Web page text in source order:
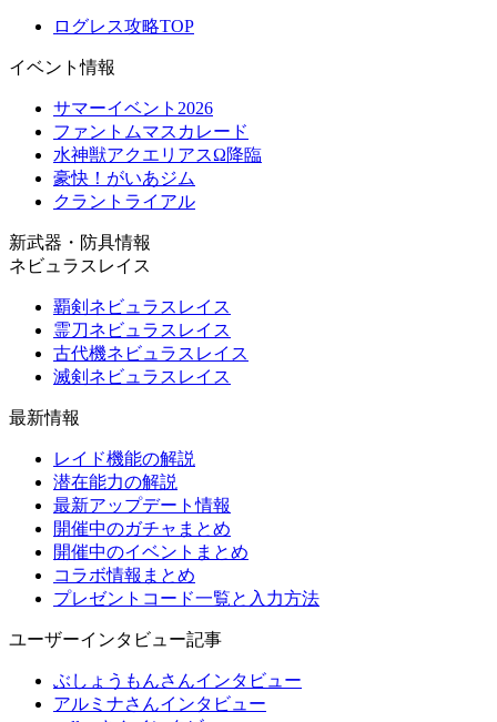
ログレス攻略TOP
イベント情報
サマーイベント2026
ファントムマスカレード
水神獣アクエリアスΩ降臨
豪快！がいあジム
クラントライアル
新武器・防具情報
ネビュラスレイス
覇剣ネビュラスレイス
霊刀ネビュラスレイス
古代機ネビュラスレイス
滅剣ネビュラスレイス
最新情報
レイド機能の解説
潜在能力の解説
最新アップデート情報
開催中のガチャまとめ
開催中のイベントまとめ
コラボ情報まとめ
プレゼントコード一覧と入力方法
ユーザーインタビュー記事
ぶしょうもんさんインタビュー
アルミナさんインタビュー